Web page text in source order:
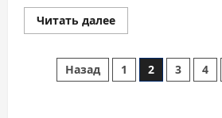
Читать далееПрочитать
больше
РАҚАМЛАРДА
Пагинация
Назад 1 2 3 4